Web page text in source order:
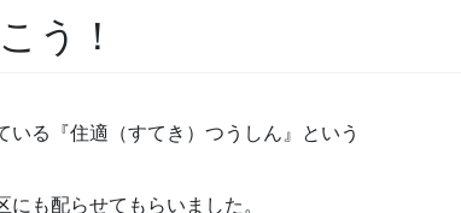
う！
る『住適（すてき）つうしん』という
も配らせてもらいました。